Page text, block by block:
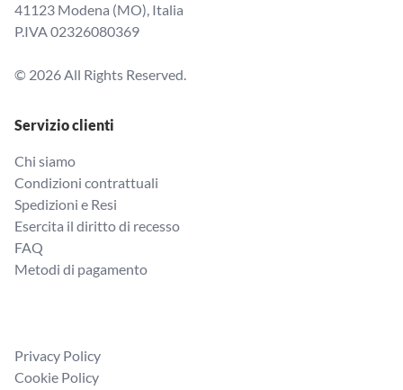
41123 Modena (MO), Italia
P.IVA 02326080369
© 2026 All Rights Reserved.
Servizio clienti
Chi siamo
Condizioni contrattuali
Spedizioni e Resi
Esercita il diritto di recesso
FAQ
Metodi di pagamento
Privacy Policy
Cookie Policy